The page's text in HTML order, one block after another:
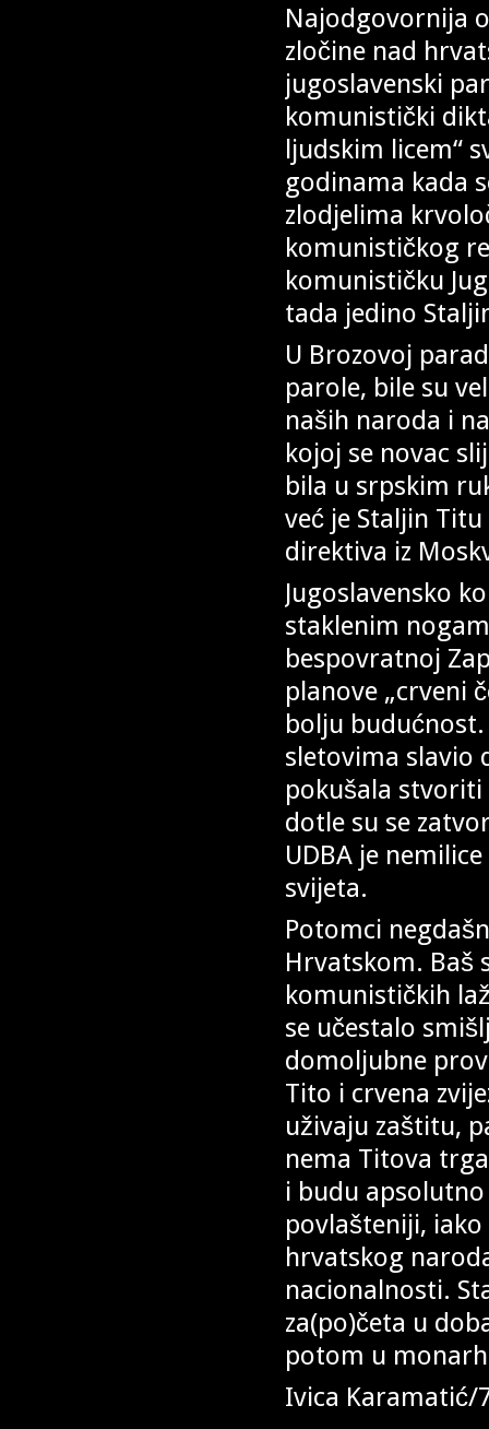
Najodgovornija
zločine nad
jugoslavenski
komunistički
ljudskim licem“
godinama kada
zlodjelima
komunističkog
komunističku
tada jedino
U Brozovoj
parole, bile su
naših naroda i
kojoj se novac
bila u srpskim
već je Staljin
direktiva iz
Jugoslavensko
staklenim
bespovratnoj
planove „crveni
bolju
sletovima slavio
pokušala
dotle su se
UDBA je
svijeta.
Potomci
Hrvatskom. Baš
komunističkih
se učestalo
domoljubne
Tito i crvena
uživaju zaštitu,
nema Titova
i budu
povlašteniji,
hrvatskog
nacionalnosti.
za(po)četa u
potom u
Ivica Karamatić/